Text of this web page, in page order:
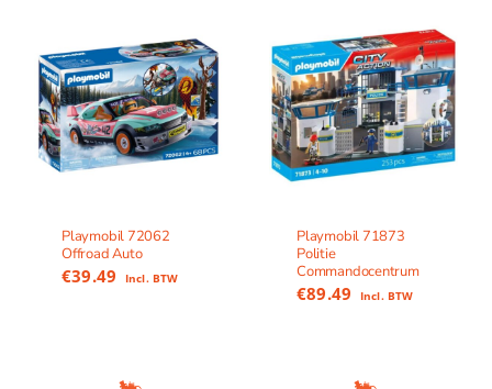
Playmobil 72062
Offroad Auto
€39.49 Incl. BTW
Playmobil 71873
Politie
Commandocentrum
€89.49 Incl. BTW